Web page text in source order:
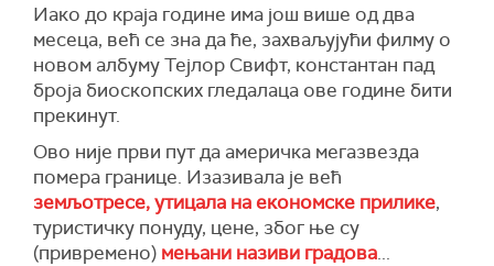
Иако до краја године има још више од два
месеца, већ се зна да ће, захваљујући филму о
новом албуму Тејлор Свифт, константан пад
броја биоскопских гледалаца ове године бити
прекинут.
Ово није први пут да америчка мегазвезда
помера границе. Изазивала је већ
земљотресе, утицала на економске прилике,
туристичку понуду, цене, због ње су
(привремено) мењани називи градова...